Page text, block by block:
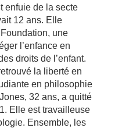
enfuie de la secte
12 ans. Elle
une
l’enfance en
droits de l’enfant.
la liberté en
en philosophie
32 ans, a quitté
Elle est travailleuse
Ensemble, les